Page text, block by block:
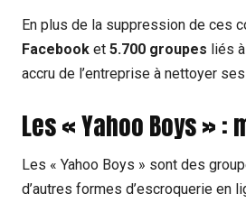
En plus de la suppression de ces
Facebook et 5.700 groupes liés
accru de l’entreprise à nettoyer
Les « Yahoo Boys »
Les « Yahoo Boys » sont des
d’autres formes d’escroquerie